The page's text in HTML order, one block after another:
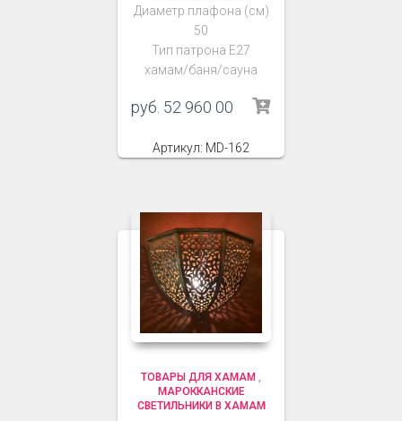
Диаметр плафона (см)
50
Тип патрона Е27
хамам/баня/сауна
руб. 52 960 00
Артикул: MD-162
ТОВАРЫ ДЛЯ ХАМАМ ,
МАРОККАНСКИЕ
СВЕТИЛЬНИКИ В ХАМАМ